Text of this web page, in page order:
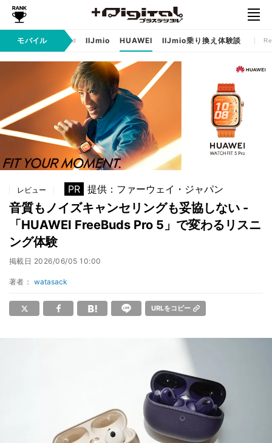
モバイル
リー Sponsored IIJmio HUAWEI IIJmio乗り換え体験談
レビュー PR 提供：ファーウェイ・ジャパン
音質もノイズキャンセリングも妥協しない -
「HUAWEI FreeBuds Pro 5」で変わるリスニ
ング体験
掲載日 2026/06/05 10:00
著者： watasack
URLをコピー